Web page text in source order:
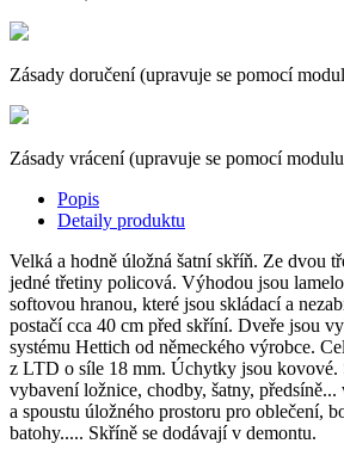
Zásady doručení (upravuje se pomocí
Zásady vrácení (upravuje se pomocí
Popis
Detaily produktu
Velká a hodně úložná šatní skříň. Ze dvou
jedné třetiny policová. Výhodou jsou
softovou hranou, které jsou skládací a
postačí cca 40 cm před skříní. Dveře jsou
systému Hettich od německého výrobce.
z LTD o síle 18 mm. Úchytky jsou kovové.
vybavení ložnice, chodby, šatny,
a spoustu úložného prostoru pro oblečení,
batohy..... Skříně se dodávají v demontu.